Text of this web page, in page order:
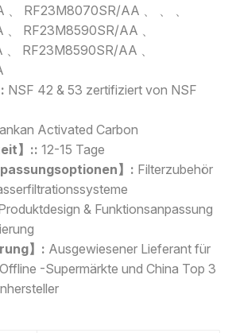
RF23M8070SR/AA 、 、 、
RF23M8590SR/AA 、
RF23M8590SR/AA 、
NSF 42 & 53 zertifiziert von NSF
Activated Carbon
】:: 12-15 Tage
】: Filterzubehör
& Funktionsanpassung
】: Ausgewiesener Lieferant für
-Supermärkte und China Top 3